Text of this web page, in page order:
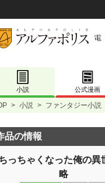
小説 公式漫画
> 小説 > ファンタジー小説
品の情報
っちゃくなった俺の異
略